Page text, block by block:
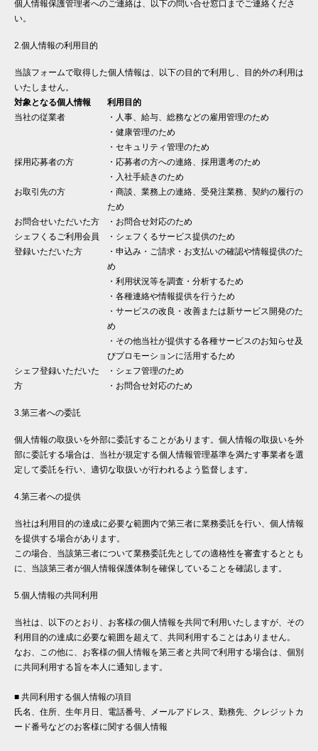
個人情報保護管理者へのご連絡は、以下の問い合せ窓口までご連絡くださ
い。
2.個人情報の利用目的
当該フォームで取得した個人情報は、以下の目的で利用し、目的外の利用は
いたしません。
対象となる個人情報
利用目的
当社の従業者
・人事、給与、総務などの雇用管理のため
・健康管理のため
・セキュリティ管理のため
採用応募者の方
・応募者の方への連絡、採用選考のため
・入社手続きのため
お取引先の方
・商談、業務上の連絡、受発注業務、契約の履行の
ため
お問合せいただいた方
・お問合せ対応のため
シェフくるご利用会員
登録いただいた方
・シェフくるサービス提供のため
・申込み・ご請求・お支払いの確認や情報提供のた
め
・利用状況等を調査・分析するため
・各種連絡や情報提供を行うため
・サービスの改良・改善または新サービス開発のた
め
・その他当社が提供する各種サービスのお知らせ及
びプロモーションに活用するため
シェフ登録いただいた
方
・シェフ管理のため
・お問合せ対応のため
3.第三者への委託
個人情報の取扱いを外部に委託することがあります。個人情報の取扱いを外
部に委託する場合は、当社が規定する個人情報管理基準を満たす事業者を選
定して委託を行い、適切な取扱いが行われるよう監督します。
4.第三者への提供
当社は利用目的の達成に必要な範囲内で第三者に業務委託を行い、個人情報
を提供する場合があります。
この場合、当該第三者について業務委託先としての適格性を審査するととも
に、当該第三者が個人情報保護体制を確保していることを確認します。
5.個人情報の共同利用
当社は、以下のとおり、お客様の個人情報を共同で利用いたしますが、その
利用目的の達成に必要な範囲を超えて、共同利用することはありません。
なお、この他に、お客様の個人情報を第三者と共同で利用する場合は、個別
に共同利用する旨を本人に通知します。
■ 共同利用する個人情報の項目
氏名、住所、生年月日、電話番号、メールアドレス、勤務先、クレジットカ
ード番号などのお客様に関する個人情報